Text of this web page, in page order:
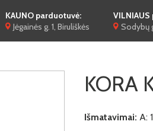
KAUNO parduotuvė:
Jėgainės g. 1, Biruliškės
Sodybų
KORA
Išmatavimai: A: